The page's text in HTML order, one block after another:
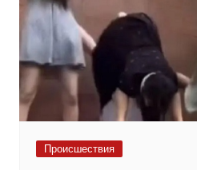
Происшествия